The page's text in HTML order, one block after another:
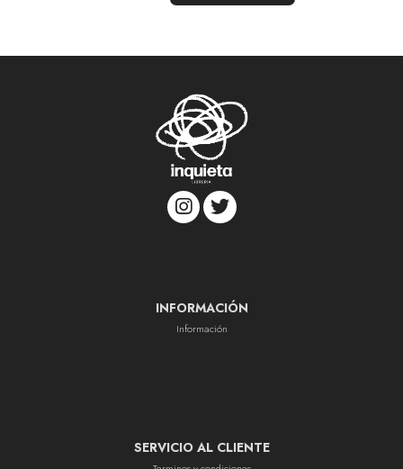
INFORMACIÓN
Información
SERVICIO AL CLIENTE